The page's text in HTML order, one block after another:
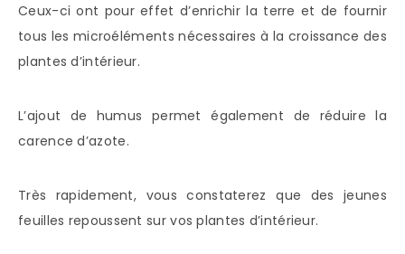
Ceux-ci ont pour effet d’enrichir la terre et de fournir
tous les microéléments nécessaires à la croissance des
plantes d’intérieur.
L’ajout de humus permet également de réduire la
carence d’azote.
Très rapidement, vous constaterez que des jeunes
feuilles repoussent sur vos plantes d’intérieur.